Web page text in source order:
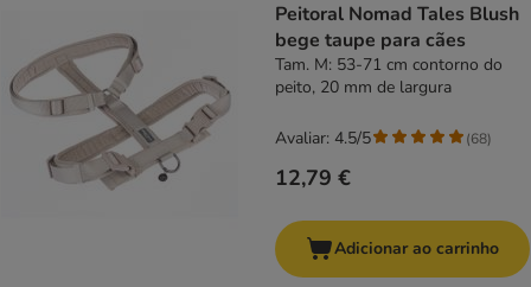
Peitoral Nomad Tales Blush
bege taupe para cães
Tam. M: 53-71 cm contorno do
peito, 20 mm de largura
12,79 €
Avaliar: 4.5/5 (68)
Adicionar ao carrinho